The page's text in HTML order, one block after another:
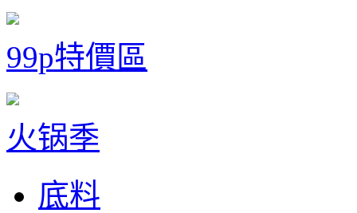
99p特價區
火锅季
底料